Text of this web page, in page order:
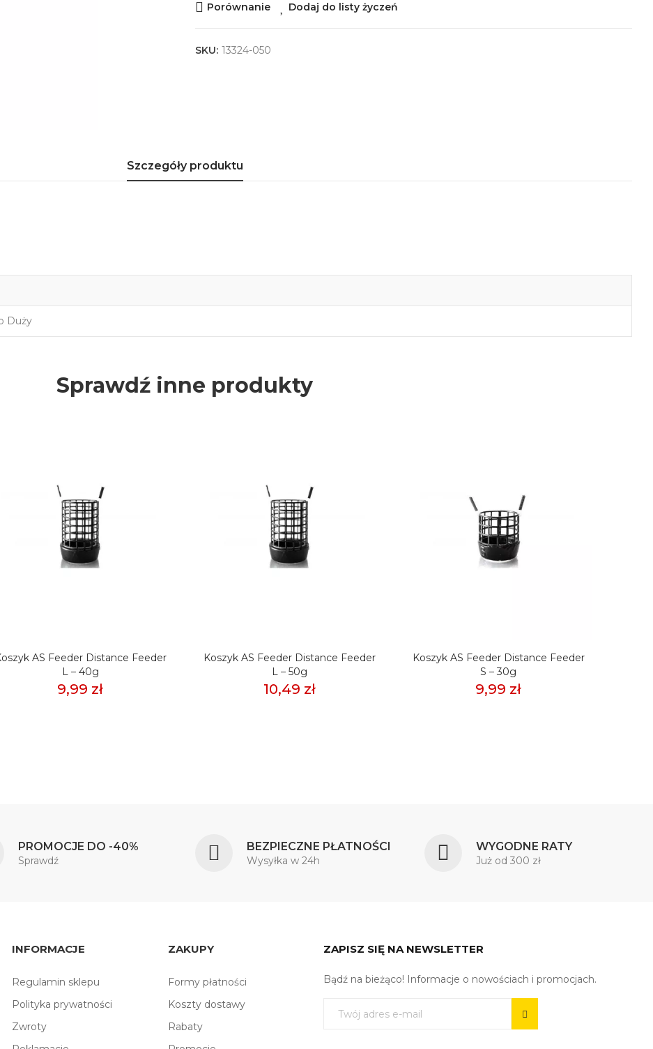
Porównanie Dodaj do listy życzeń
SKU: 13324-050
Szczegóły produktu
Duży
Sprawdź inne produkty
AS Feeder Distance Feeder
L – 40g
9,99 zł
Koszyk AS Feeder Distance Feeder
L – 50g
10,49 zł
Koszyk AS Feeder Distance Feeder
S – 30g
9,99 zł
PROMOCJE DO -40%
Sprawdź
BEZPIECZNE PŁATNOŚCI
Wysyłka w 24h
WYGODNE RATY
Już od 300 zł
INFORMACJE
Regulamin sklepu
Polityka prywatności
Zwroty
ZAKUPY
Formy płatności
Koszty dostawy
Rabaty
ZAPISZ SIĘ NA NEWSLETTER
Bądź na bieżąco! Informacje o nowościach i promocjach.